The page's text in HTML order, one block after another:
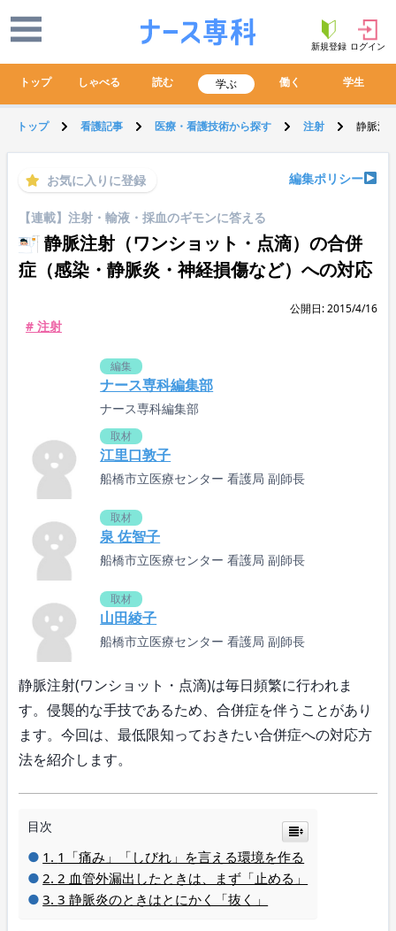
新規登録 ログイン
トップ しゃべる 読む 学ぶ 働く 学生
トップ 看護記事 医療・看護技術から探す 注射 静脈注
お気に入りに登録 編集ポリシー
【連載】注射・輸液・採血のギモンに答える
静脈注射（ワンショット・点滴）の合併
症（感染・静脈炎・神経損傷など）への対応
公開日: 2015/4/16
# 注射
編集
ナース専科編集部
ナース専科編集部
取材
江里口敦子
船橋市立医療センター 看護局 副師長
取材
泉 佐智子
船橋市立医療センター 看護局 副師長
取材
山田綾子
船橋市立医療センター 看護局 副師長
静脈注射(ワンショット・点滴)は毎日頻繁に行われま
す。侵襲的な手技であるため、合併症を伴うことがあり
ます。今回は、最低限知っておきたい合併症への対応方
法を紹介します。
目次
1「痛み」「しびれ」を言える環境を作る
2 血管外漏出したときは、まず「止める」
3 静脈炎のときはとにかく「抜く」